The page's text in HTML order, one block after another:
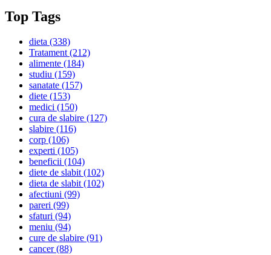
Top Tags
dieta (338)
Tratament(212)
alimente (184)
studiu (159)
sanatate (157)
diete (153)
medici (150)
cura de slabire (127)
slabire (116)
corp (106)
experti (105)
beneficii (104)
diete de slabit(102)
dieta de slabit(102)
afectiuni (99)
pareri (99)
sfaturi (94)
meniu (94)
cure de slabire (91)
cancer(88)